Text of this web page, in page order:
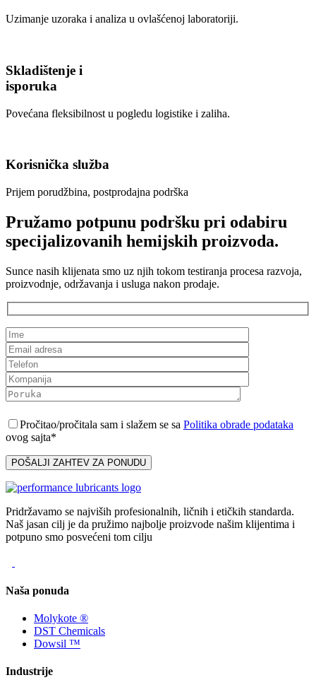
Uzimanje uzoraka i analiza u ovlašćenoj laboratoriji.
Skladištenje i
isporuka
Povećana fleksibilnost u pogledu logistike i zaliha.
Korisnička služba
Prijem porudžbina, postprodajna podrška
Pružamo potpunu podršku pri odabiru
specijalizovanih hemijskih proizvoda.
Sunce nasih klijenata smo uz njih tokom testiranja procesa razvoja,
proizvodnje, održavanja i usluga nakon prodaje.
Pročitao/pročitala sam i slažem se sa Politika obrade podataka
ovog sajta*
Pridržavamo se najviših profesionalnih, ličnih i etičkih standarda.
Naš jasan cilj je da pružimo najbolje proizvode našim klijentima i
potpuno smo posvećeni tom cilju
Naša ponuda
Molykote ®
DST Chemicals
Dowsil ™
Industrije